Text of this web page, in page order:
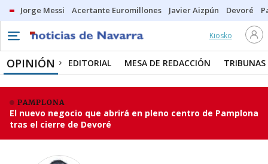
Jorge Messi Acertante Euromillones Javier Aizpún Devoré
Kiosko
OPINIÓN EDITORIAL MESA DE REDACCIÓN TRIBUNAS
PAMPLONA
El nuevo negocio que abrirá en pleno centro de Pamplona
tras el cierre de Devoré